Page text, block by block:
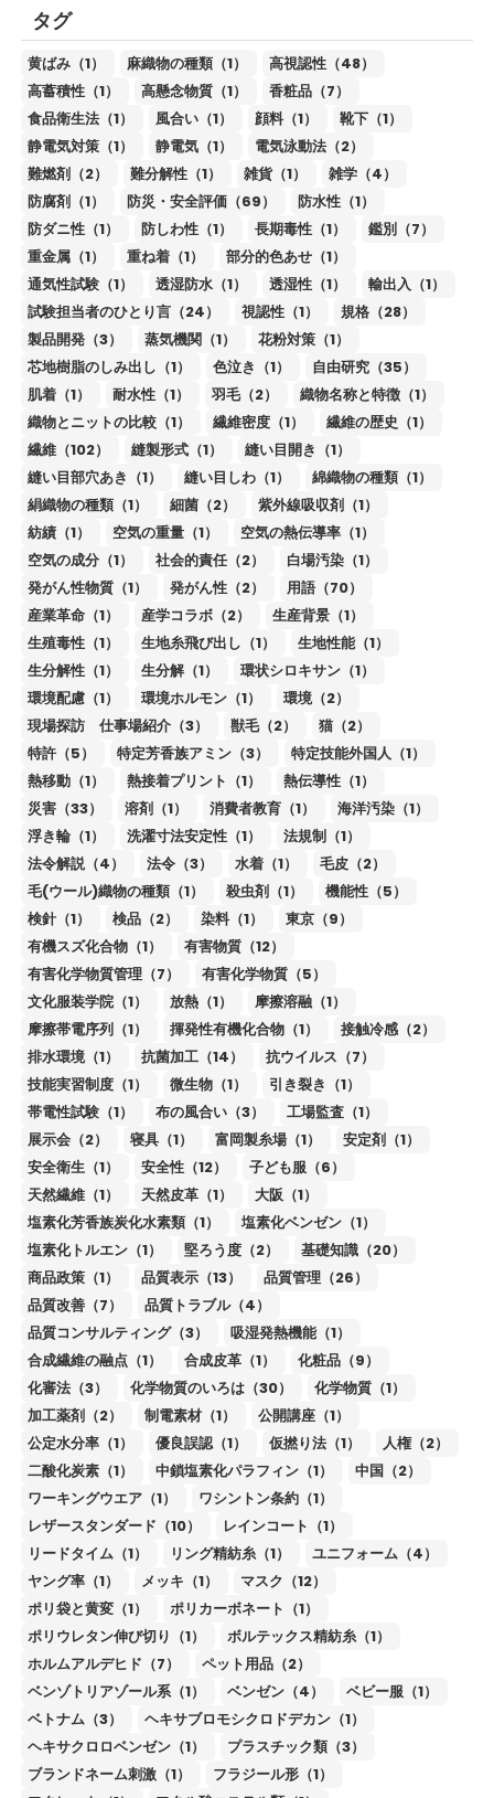
タグ
黄ばみ（1） 麻織物の種類（1）
高視認性（48）
高蓄積性（1）
高懸念物質（1）
香粧品（7）
食品衛生法（1）
風合い（1） 顔料（1）
靴下（1）
静電気対策（1）
静電気（1）
電気泳動法（2）
難燃剤（2）
難分解性（1） 雑貨（1）
雑学（4）
防腐剤（1）
防災・安全評価（69）
防水性（1）
防ダニ性（1）
防しわ性（1） 長期毒性（1）
鑑別（7）
重金属（1）
重ね着（1）
部分的色あせ（1）
通気性試験（1）
透湿防水（1） 透湿性（1）
輸出入（1）
試験担当者のひとり言（24）
視認性（1）
規格（28）
製品開発（3）
蒸気機関（1）
花粉対策（1）
芯地樹脂のしみ出し（1）
色泣き（1）
自由研究（35）
肌着（1）
耐水性（1） 羽毛（2）
織物名称と特徴（1）
織物とニットの比較（1）
繊維密度（1）
繊維の歴史（1）
繊維（102）
縫製形式（1）
縫い目開き（1）
縫い目部穴あき（1）
縫い目しわ（1）
綿織物の種類（1）
絹織物の種類（1）
細菌（2）
紫外線吸収剤（1）
紡績（1）
空気の重量（1）
空気の熱伝導率（1）
空気の成分（1）
社会的責任（2）
白場汚染（1）
発がん性物質（1）
発がん性（2）
用語（70）
産業革命（1）
産学コラボ（2）
生産背景（1）
生殖毒性（1）
生地糸飛び出し（1）
生地性能（1）
生分解性（1）
生分解（1）
環状シロキサン（1）
環境配慮（1）
環境ホルモン（1）
環境（2）
現場探訪 仕事場紹介（3）
獣毛（2）
猫（2）
特許（5）
特定芳香族アミン（3）
特定技能外国人（1）
熱移動（1）
熱接着プリント（1）
熱伝導性（1）
災害（33）
溶剤（1） 消費者教育（1）
海洋汚染（1）
浮き輪（1）
洗濯寸法安定性（1）
法規制（1）
法令解説（4）
法令（3） 水着（1）
毛皮（2）
毛(ウール)織物の種類（1）
殺虫剤（1）
機能性（5）
検針（1）
検品（2） 染料（1）
東京（9）
有機スズ化合物（1）
有害物質（12）
有害化学物質管理（7）
有害化学物質（5）
文化服装学院（1）
放熱（1）
摩擦溶融（1）
摩擦帯電序列（1）
揮発性有機化合物（1）
接触冷感（2）
排水環境（1）
抗菌加工（14）
抗ウイルス（7）
技能実習制度（1）
微生物（1）
引き裂き（1）
帯電性試験（1）
布の風合い（3）
工場監査（1）
展示会（2）
寝具（1） 富岡製糸場（1）
安定剤（1）
安全衛生（1）
安全性（12）
子ども服（6）
天然繊維（1）
天然皮革（1）
大阪（1）
塩素化芳香族炭化水素類（1）
塩素化ベンゼン（1）
塩素化トルエン（1）
堅ろう度（2）
基礎知識（20）
商品政策（1）
品質表示（13）
品質管理（26）
品質改善（7）
品質トラブル（4）
品質コンサルティング（3）
吸湿発熱機能（1）
合成繊維の融点（1）
合成皮革（1）
化粧品（9）
化審法（3）
化学物質のいろは（30）
化学物質（1）
加工薬剤（2）
制電素材（1）
公開講座（1）
公定水分率（1）
優良誤認（1） 仮撚り法（1）
人権（2）
二酸化炭素（1）
中鎖塩素化パラフィン（1）
中国（2）
ワーキングウエア（1）
ワシントン条約（1）
レザースタンダード（10）
レインコート（1）
リードタイム（1）
リング精紡糸（1）
ユニフォーム（4）
ヤング率（1）
メッキ（1）
マスク（12）
ポリ袋と黄変（1）
ポリカーボネート（1）
ポリウレタン伸び切り（1）
ボルテックス精紡糸（1）
ホルムアルデヒド（7）
ペット用品（2）
ベンゾトリアゾール系（1）
ベンゼン（4）
ベビー服（1）
ベトナム（3）
ヘキサブロモシクロドデカン（1）
ヘキサクロロベンゼン（1）
プラスチック類（3）
ブランドネーム刺激（1）
フラジール形（1）